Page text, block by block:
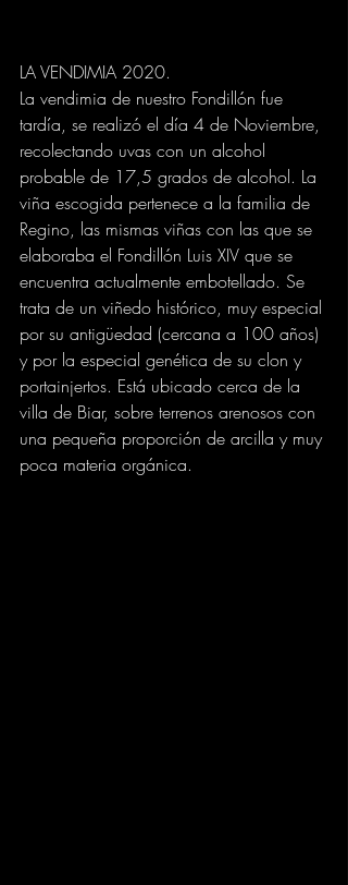
LA VENDIMIA 2020.
La vendimia de nuestro Fondillón fue
tardía, se realizó el día 4 de Noviembre,
recolectando uvas con un alcohol
probable de 17,5 grados de alcohol. La
viña escogida pertenece a la familia de
Regino, las mismas viñas con las que se
elaboraba el Fondillón Luis XIV que se
encuentra actualmente embotellado. Se
trata de un viñedo histórico, muy especial
por su antigüedad (cercana a 100 años)
y por la especial genética de su clon y
portainjertos. Está ubicado cerca de la
villa de Biar, sobre terrenos arenosos con
una pequeña proporción de arcilla y muy
poca materia orgánica.